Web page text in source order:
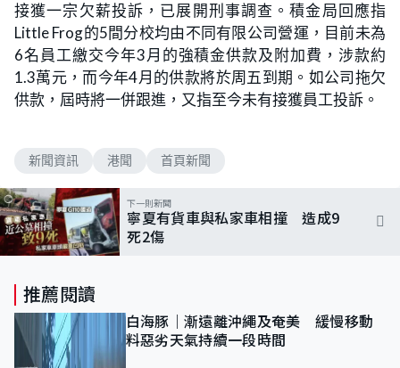
接獲一宗欠薪投訴，已展開刑事調查。積金局回應指
Little Frog的5間分校均由不同有限公司營運，目前未為
6名員工繳交今年3月的強積金供款及附加費，涉款約
1.3萬元，而今年4月的供款將於周五到期。如公司拖欠
供款，屆時將一併跟進，又指至今未有接獲員工投訴。
新聞資訊 港聞 首頁新聞
下一則新聞
寧夏有貨車與私家車相撞 造成9
死2傷
推薦閱讀
白海豚｜漸遠離沖繩及奄美 緩慢移動
料惡劣天氣持續一段時間